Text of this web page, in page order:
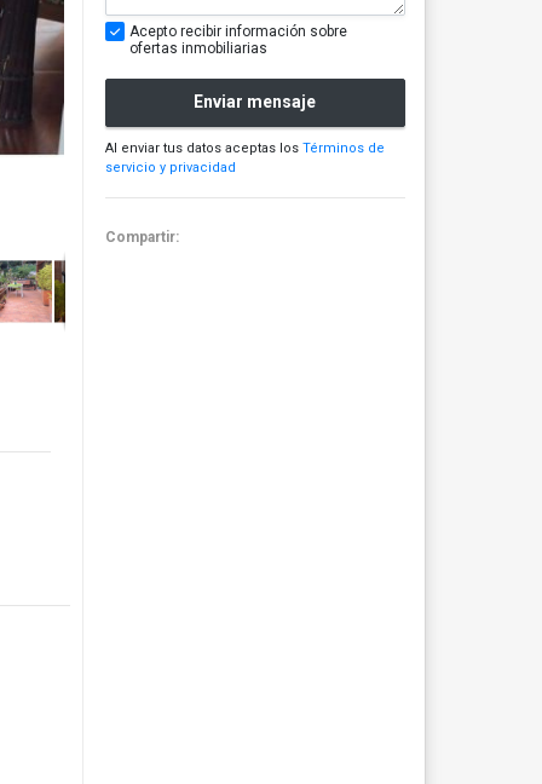
Acepto recibir información sobre
ofertas inmobiliarias
Enviar mensaje
Al enviar tus datos aceptas los Términos de
servicio y privacidad
Compartir: